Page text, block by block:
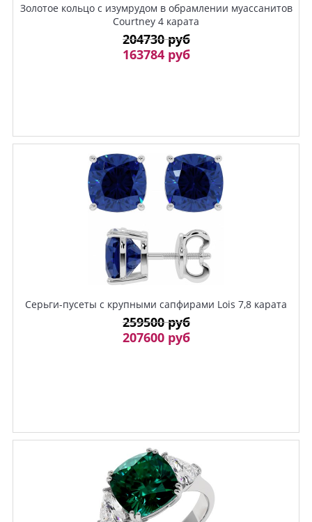
Золотое кольцо с изумрудом в обрамлении муассанитов
Courtney 4 карата
204730 руб
163784 руб
Серьги-пусеты c крупными сапфирами Lois 7,8 карата
259500 руб
207600 руб